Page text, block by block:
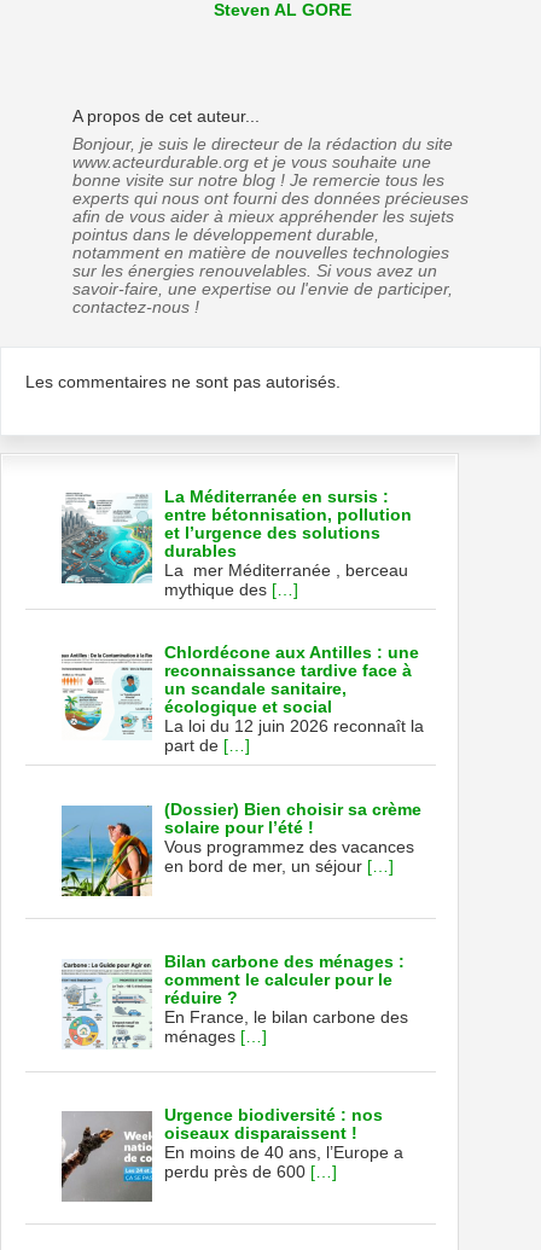
Steven AL GORE
A propos de cet auteur...
Bonjour, je suis le directeur de la rédaction du site
www.acteurdurable.org et je vous souhaite une
bonne visite sur notre blog ! Je remercie tous les
experts qui nous ont fourni des données précieuses
afin de vous aider à mieux appréhender les sujets
pointus dans le développement durable,
notamment en matière de nouvelles technologies
sur les énergies renouvelables. Si vous avez un
savoir-faire, une expertise ou l'envie de participer,
contactez-nous !
Les commentaires ne sont pas autorisés.
La Méditerranée en sursis :
entre bétonnisation, pollution
et l’urgence des solutions
durables
La mer Méditerranée , berceau
mythique des […]
Chlordécone aux Antilles : une
reconnaissance tardive face à
un scandale sanitaire,
écologique et social
La loi du 12 juin 2026 reconnaît la
part de […]
(Dossier) Bien choisir sa crème
solaire pour l’été !
Vous programmez des vacances
en bord de mer, un séjour […]
Bilan carbone des ménages :
comment le calculer pour le
réduire ?
En France, le bilan carbone des
ménages […]
Urgence biodiversité : nos
oiseaux disparaissent !
En moins de 40 ans, l’Europe a
perdu près de 600 […]